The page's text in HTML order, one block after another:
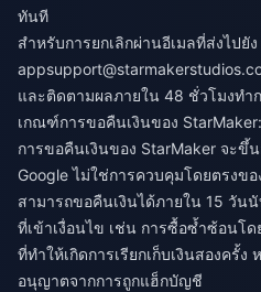
ทันที
สำหรับการยกเลิกผ่านอีเมลที่ส่งไปยัง
และติดตามผลภายใน 48 ชั่วโมงทำ
เกณฑ์การขอคืนเงินของ
การขอคืนเงินของ StarMaker จะขึ้
Google ไม่ใช่การควบคุมโดยตรงข
สามารถขอคืนเงินได้ภายใน 15 วัน
ที่เข้าเงื่อนไข เช่น การซื้อซ้ำซ้อนโ
ที่ทำให้เกิดการเรียกเก็บเงินสองครั้ง
อนุญาตจากการถูกแฮ็กบัญชี